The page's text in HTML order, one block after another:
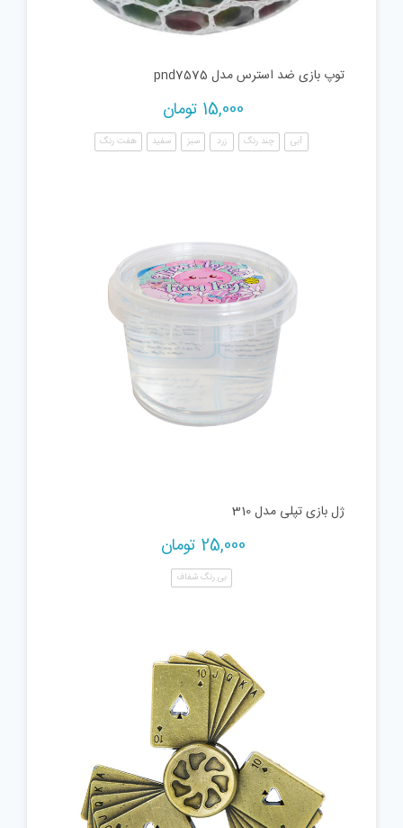
توپ بازی ضد استرس مدل pnd7575
15,000 تومان
آبی چند رنگ زرد سبز سفید هفت رنگ
ژل بازی تپلی مدل 310
25,000 تومان
بی رنگ شفاف